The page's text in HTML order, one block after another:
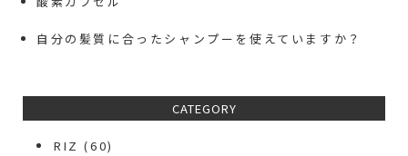
自分の髪質に合ったシャンプーを使えていますか？
CATEGORY
RIZ (60)